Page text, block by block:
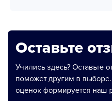
Оставьте
Учились здесь? Оставьте
поможет другим в
оценок формируется наш